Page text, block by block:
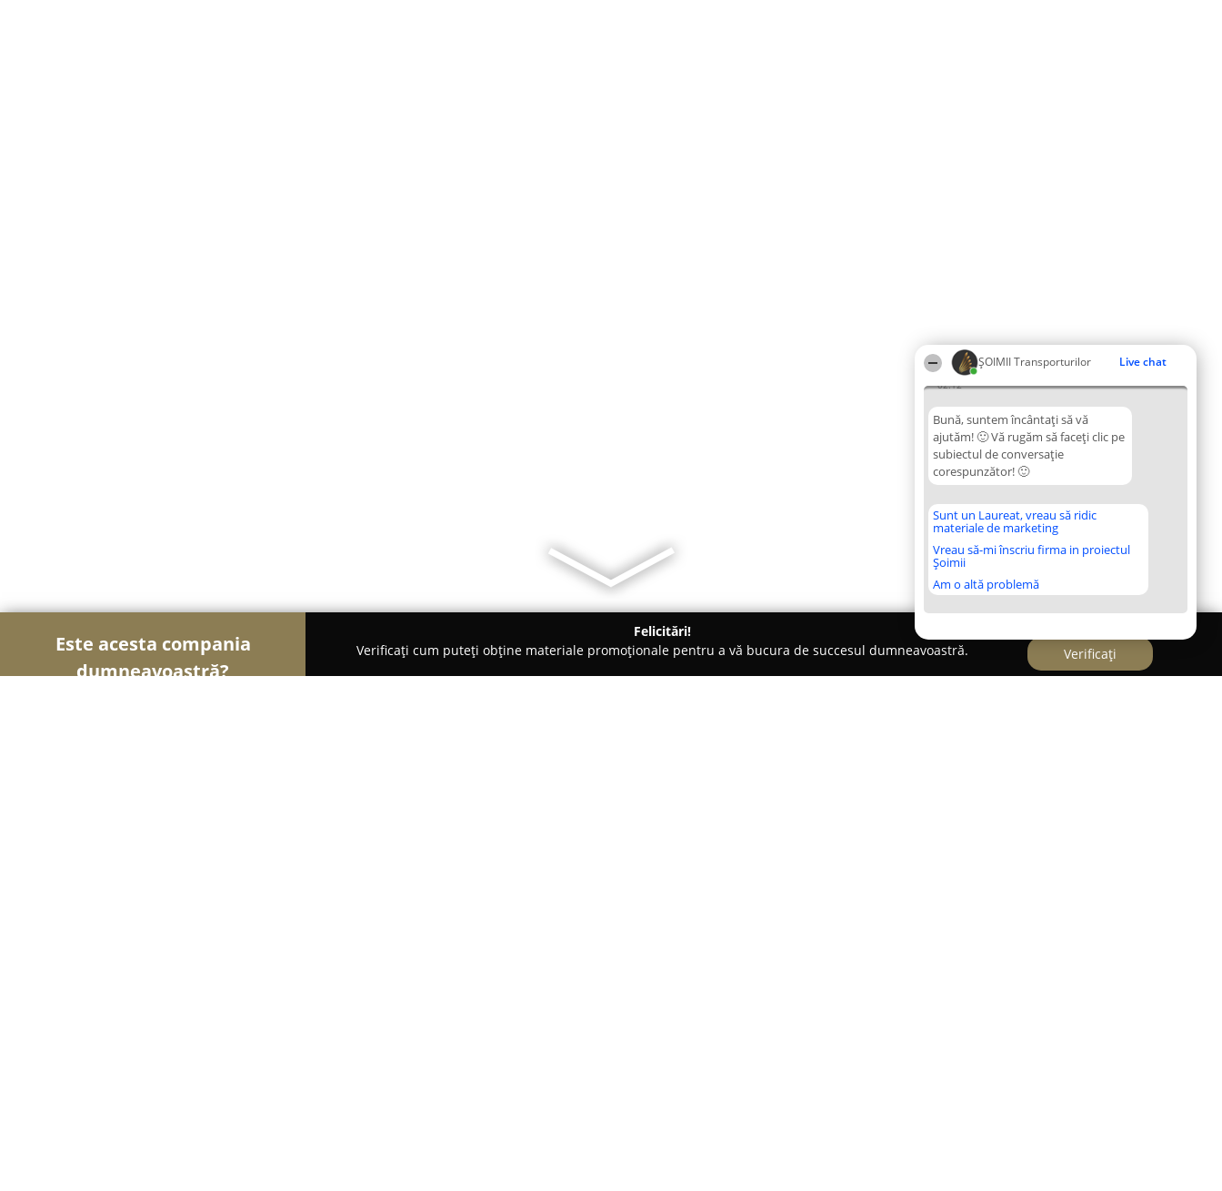
ȘOIMII Transporturilor Live chat
02:12
Bună, suntem încântați să vă
ajutăm! 🙂 Vă rugăm să faceți clic pe
subiectul de conversație
corespunzător! 🙂
Sunt un Laureat, vreau să ridic
materiale de marketing
Vreau să-mi înscriu firma in proiectul
Șoimii
Am o altă problemă
Este acesta compania
dumneavoastră?
Felicitări!
Verificați cum puteți obține materiale promoționale pentru a vă bucura de succesul dumneavoastră.
Verificați